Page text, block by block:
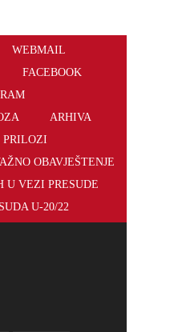
WEBMAIL
FACEBOOK
ARHIVA
PRILOZI
OBAVJEŠTENJE
U VEZI PRESUDE
U-20/22